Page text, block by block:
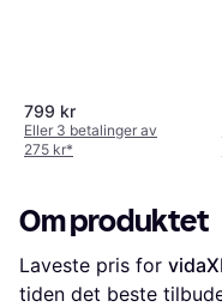
799 kr
Eller 3 betalinger av
275 kr*
Om produktet
Laveste pris for
tiden det beste